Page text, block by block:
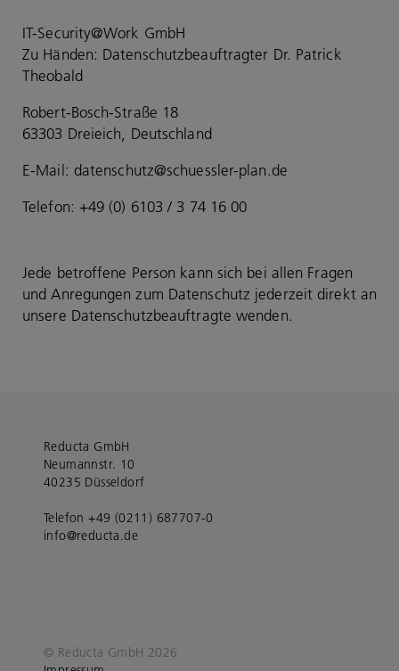
IT-Security@Work GmbH
Zu Händen: Datenschutzbeauftragter Dr. Patrick
Theobald
Robert-Bosch-Straße 18
63303 Dreieich, Deutschland
E-Mail: datenschutz@schuessler-plan.de
Telefon: +49 (0) 6103 / 3 74 16 00
Jede betroffene Person kann sich bei allen Fragen
und Anregungen zum Datenschutz jederzeit direkt an
unsere Datenschutzbeauftragte wenden.
Reducta GmbH
Neumannstr. 10
40235 Düsseldorf
Telefon +49 (0211) 687707-0
info@reducta.de
© Reducta GmbH 2026